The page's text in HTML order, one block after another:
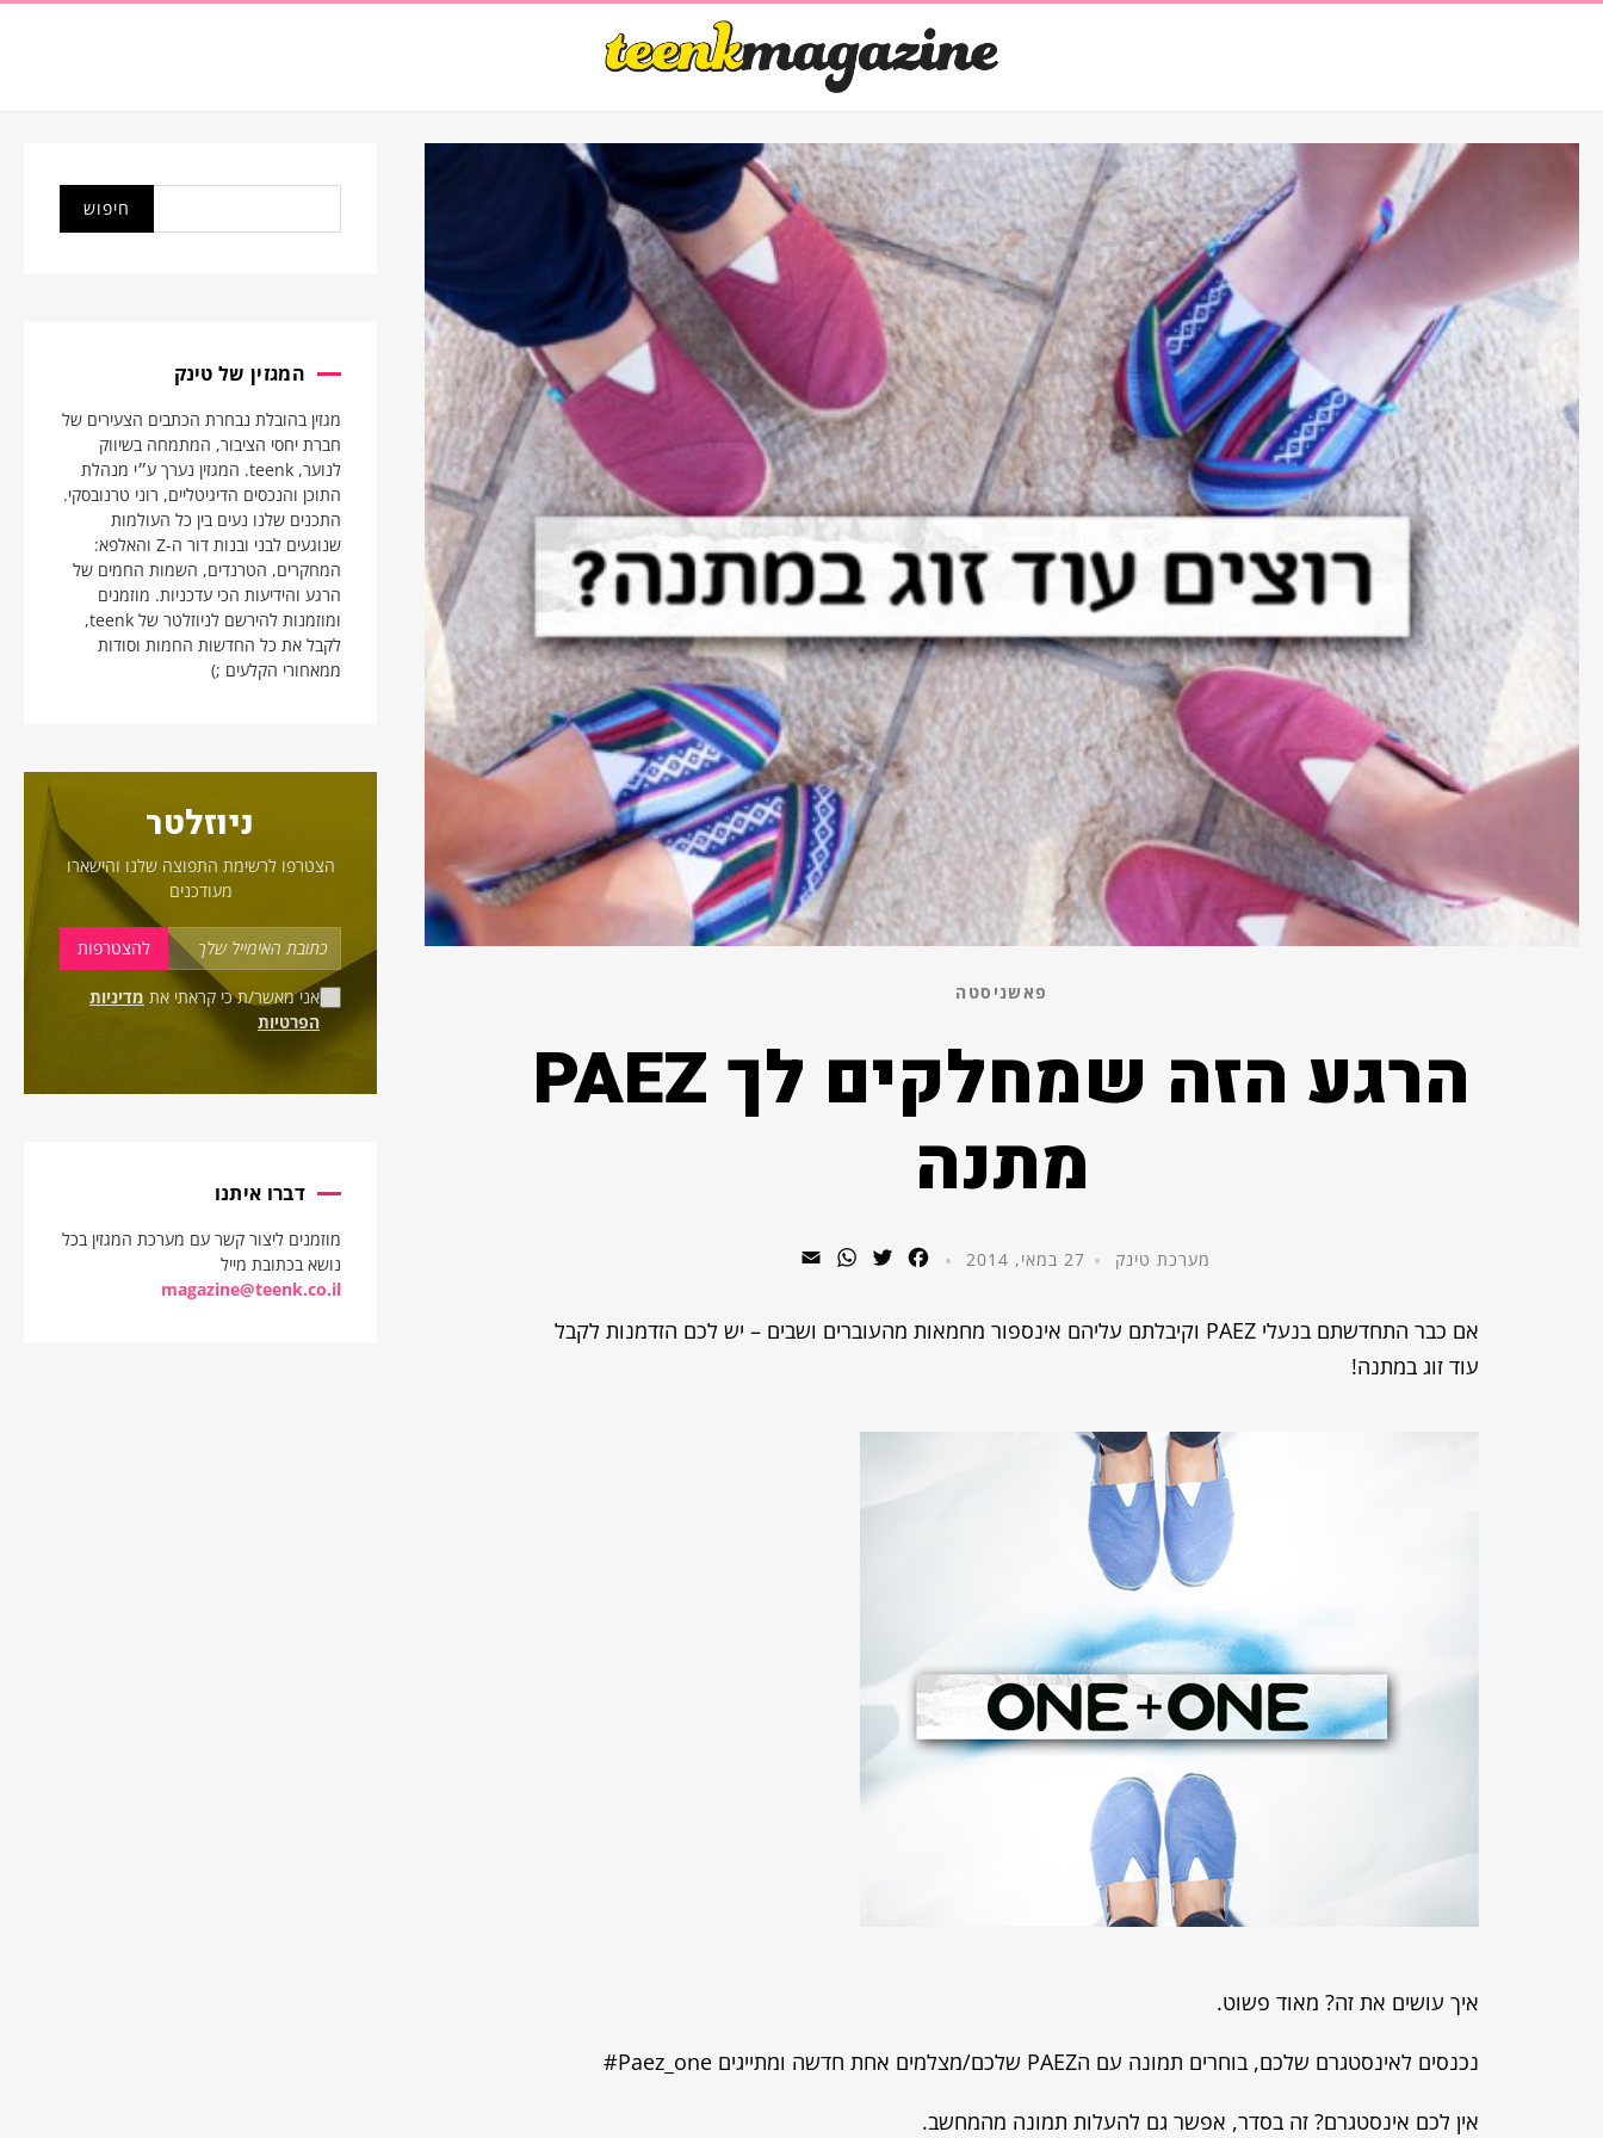
פאשניסטה
הרגע הזה שמחלקים לך PAEZ
מתנה
מערכת טינק 27 במאי, 2014 Facebook
Twitter
WhatsApp
אם כבר התחדשתם בנעלי PAEZ וקיבלתם עליהם אינספור מחמאות מהעוברים ושבים – יש לכם הזדמנות לקבל
עוד זוג במתנה!
איך עושים את זה? מאוד פשוט.
נכנסים לאינסטגרם שלכם, בוחרים תמונה עם הPAEZ שלכם/מצלמים אחת חדשה ומתייגים Paez_one#
אין לכם אינסטגרם? זה בסדר, אפשר גם להעלות תמונה מהמחשב.
המגזין של טינק
מגזין בהובלת נבחרת הכתבים הצעירים של
חברת יחסי הציבור, המתמחה בשיווק
לנוער, teenk. המגזין נערך ע״י מנהלת
התוכן והנכסים הדיגיטליים, רוני טרנובסקי.
התכנים שלנו נעים בין כל העולמות
שנוגעים לבני ובנות דור ה-Z והאלפא:
המחקרים, הטרנדים, השמות החמים של
הרגע והידיעות הכי עדכניות. מוזמנים
ומוזמנות להירשם לניוזלטר של teenk,
לקבל את כל החדשות החמות וסודות
ממאחורי הקלעים ;)
ניוזלטר
הצטרפו לרשימת התפוצה שלנו והישארו
מעודכנים
אני מאשר/ת כי קראתי את מדיניות
הפרטיות
דברו איתנו
מוזמנים ליצור קשר עם מערכת המגזין בכל
נושא בכתובת מייל
magazine@teenk.co.il